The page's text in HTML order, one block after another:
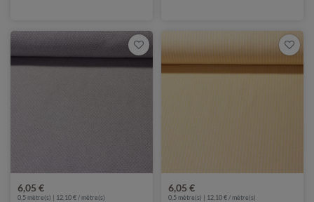
6,05 €
0,5 mètre(s) | 12,10 € / mètre(s)
6,05 €
0,5 mètre(s) | 12,10 € / mètre(s)